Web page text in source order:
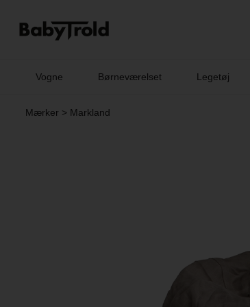
Vogne Børneværelset Legetøj
Mærker > Markland